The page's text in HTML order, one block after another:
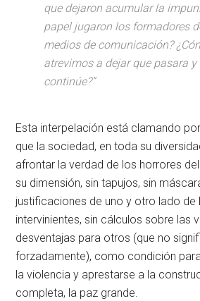
que dejaron acumular la
papel jugaron los formadores
medios de comunicación?
atrevimos a dejar que pasara y
continúe?”
Esta interpelación está clamando
que la sociedad, en toda su
afrontar la verdad de los horrores
su dimensión, sin tapujos, sin
justificaciones de uno y otro lado de
intervinientes, sin cálculos sobre las
desventajas para otros (que no
forzadamente), como condición
la violencia y aprestarse a la
completa, la paz grande.